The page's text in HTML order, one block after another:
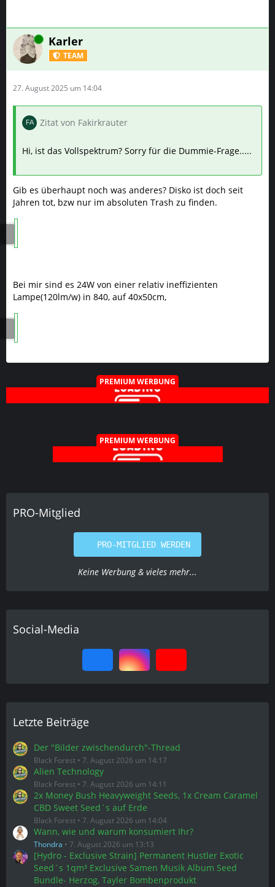
Online Karler
TEAM
27. August 2025 um 14:04
Zitat von Fakirkrauter
Hi, ist das Vollspektrum? Sorry für die Dummie-Frage.....
Gib es überhaupt noch was anderes? Disko ist doch seit
Jahren tot, bzw nur im absoluten Trash zu finden.
Bei mir sind es 24W von einer relativ ineffizienten
Lampe(120lm/w) in 840, auf 40x50cm,
PREMIUM WERBUNG
PREMIUM WERBUNG
PRO-Mitglied
PRO-MITGLIED WERDEN
Keine Werbung & vieles mehr...
Social-Media
Letzte Beiträge
Der "Bilder zwischendurch"-Thread
Black Forest 7. August 2026 um 14:17
Alien Technology
Black Forest 7. August 2026 um 14:11
2x Money Bush Heavyweight Seeds, 1x Cream Caramel
CBD Sweet Seed`s auf Erde
Black Forest 7. August 2026 um 14:04
Wann, wie und warum konsumiert Ihr?
Thondra 7. August 2026 um 13:13
[Hydro - Exclusive Strain] Permanent Hustler Exotic
Seed`s 1qm³ Exclusive Samen Musik Album Seed
Bundle- Herzog, Tayler Bombenprodukt